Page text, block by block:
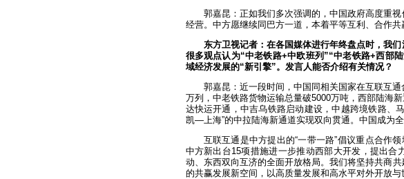
郭嘉昆：正如我们多次强调的，中国政府高度重
经营。中方愿继续同巴方一道，本着平等互利、合作共
东方卫视记者：在各国媒体进行年终盘点时，我
很多观点认为“中老铁路+中欧班列”“中老铁路+西部
域经济发展的“新引擎”。发言人能否介绍有关情况？
郭嘉昆：近一段时间，中国同相关国家在互联互
万列，中老铁路货物运输总量破5000万吨，西部陆海
达快运开通，中吉乌铁路启动建设，中越跨境铁路、
凯—上海”的中拉陆海新通道实现双向贯通。中国成为
互联互通是中方提出的“一带一路”倡议重点合作
中方新出台15项措施进一步推动西部大开发，提出
动、东西双向互济的全面开放格局。我们将坚持共商
的共赢发展新空间，以高质量发展和高水平对外开放